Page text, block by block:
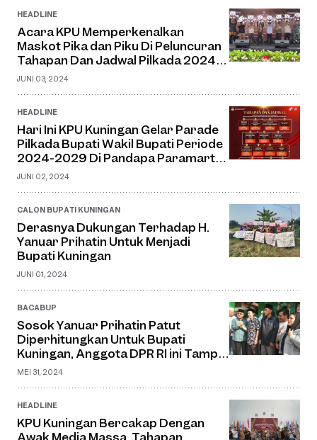
HEADLINE
Acara KPU Memperkenalkan
Maskot Pika dan Piku Di Peluncuran
Tahapan Dan Jadwal Pilkada 2024
Tidak Dihadiri Kepala SKPD
JUNI 03, 2024
HEADLINE
Hari Ini KPU Kuningan Gelar Parade
Pilkada Bupati Wakil Bupati Periode
2024-2029 Di Pandapa Paramarta
Kuningan
JUNI 02, 2024
CALON BUPATI KUNINGAN
Derasnya Dukungan Terhadap H.
Yanuar Prihatin Untuk Menjadi
Bupati Kuningan
JUNI 01, 2024
BACABUP
Sosok Yanuar Prihatin Patut
Diperhitungkan Untuk Bupati
Kuningan, Anggota DPR RI ini Tampil
Jadi Cabup 2024 Dari Partai PKB
MEI 31, 2024
HEADLINE
KPU Kuningan Bercakap Dengan
Awak Media Massa, Tahapan